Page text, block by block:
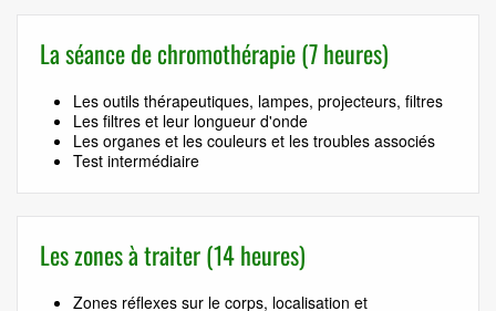
La séance de chromothérapie (7 heures)
Les outils thérapeutiques, lampes, projecteurs, filtres
Les filtres et leur longueur d'onde
Les organes et les couleurs et les troubles associés
Test intermédiaire
Les zones à traiter (14 heures)
Zones réflexes sur le corps, localisation et